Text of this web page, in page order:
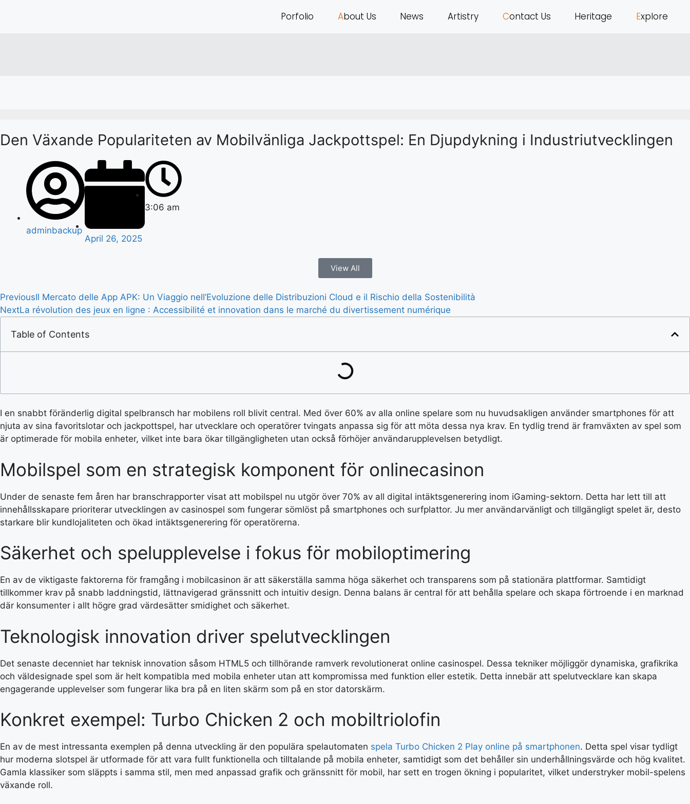
Porfolio About Us News Artistry Contact Us Heritage Explore
Den Växande Populariteten av Mobilvänliga Jackpottspel: En Djupdykning i Industriutvecklingen
adminbackup
April 26, 2025
3:06 am
View All
PreviousIl Mercato delle App APK: Un Viaggio nell’Evoluzione delle Distribuzioni Cloud e il Rischio della Sostenibilità
NextLa révolution des jeux en ligne : Accessibilité et innovation dans le marché du divertissement numérique
Table of Contents
I en snabbt föränderlig digital spelbransch har mobilens roll blivit central. Med över 60% av alla online spelare som nu huvudsakligen använder smartphones för att
njuta av sina favoritslotar och jackpottspel, har utvecklare och operatörer tvingats anpassa sig för att möta dessa nya krav. En tydlig trend är framväxten av spel som
är optimerade för mobila enheter, vilket inte bara ökar tillgängligheten utan också förhöjer användarupplevelsen betydligt.
Mobilspel som en strategisk komponent för onlinecasinon
Under de senaste fem åren har branschrapporter visat att mobilspel nu utgör över 70% av all digital intäktsgenerering inom iGaming-sektorn. Detta har lett till att
innehållsskapare prioriterar utvecklingen av casinospel som fungerar sömlöst på smartphones och surfplattor. Ju mer användarvänligt och tillgängligt spelet är, desto
starkare blir kundlojaliteten och ökad intäktsgenerering för operatörerna.
Säkerhet och spelupplevelse i fokus för mobiloptimering
En av de viktigaste faktorerna för framgång i mobilcasinon är att säkerställa samma höga säkerhet och transparens som på stationära plattformar. Samtidigt
tillkommer krav på snabb laddningstid, lättnavigerad gränssnitt och intuitiv design. Denna balans är central för att behålla spelare och skapa förtroende i en marknad
där konsumenter i allt högre grad värdesätter smidighet och säkerhet.
Teknologisk innovation driver spelutvecklingen
Det senaste decenniet har teknisk innovation såsom HTML5 och tillhörande ramverk revolutionerat online casinospel. Dessa tekniker möjliggör dynamiska, grafikrika
och väldesignade spel som är helt kompatibla med mobila enheter utan att kompromissa med funktion eller estetik. Detta innebär att spelutvecklare kan skapa
engagerande upplevelser som fungerar lika bra på en liten skärm som på en stor datorskärm.
Konkret exempel: Turbo Chicken 2 och mobiltriolofin
En av de mest intressanta exemplen på denna utveckling är den populära spelautomaten spela Turbo Chicken 2 Play online på smartphonen. Detta spel visar tydligt
hur moderna slotspel är utformade för att vara fullt funktionella och tilltalande på mobila enheter, samtidigt som det behåller sin underhållningsvärde och hög kvalitet.
Gamla klassiker som släppts i samma stil, men med anpassad grafik och gränssnitt för mobil, har sett en trogen ökning i popularitet, vilket understryker mobil-spelens
växande roll.